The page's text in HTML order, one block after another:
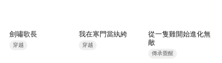
劍嘯歌長
穿越
我在寒門當紈絝
穿越
從一隻雞開始進化無
敵
傳承覺醒